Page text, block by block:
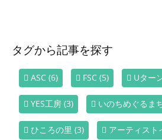
タグから記事を探す
ASC (6) FSC (5) Uター
YES工房 (3) いのちめぐるま
ひころの里 (3) アーティスト